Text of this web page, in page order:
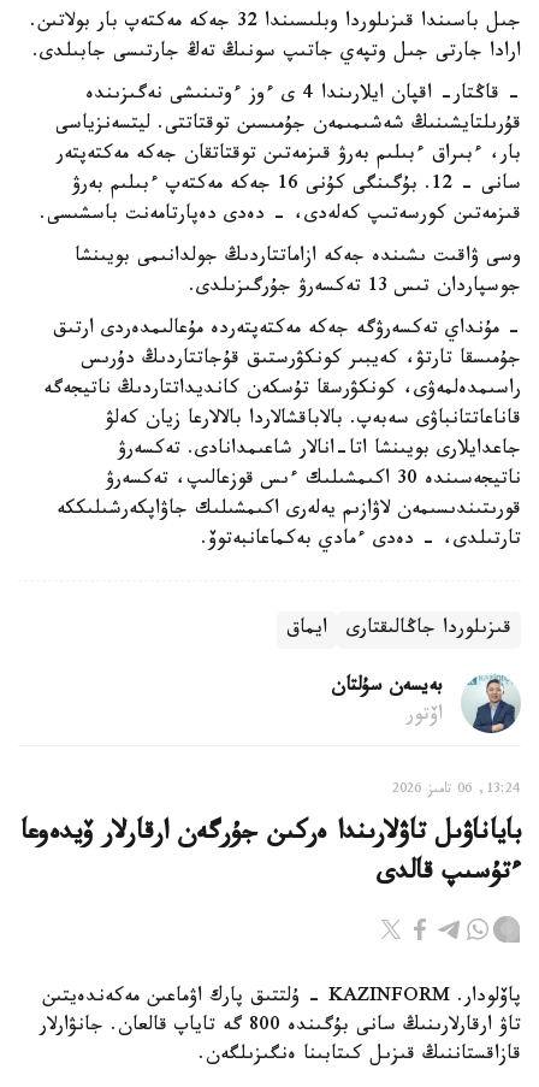
جىل باسىندا قىزىلوردا وبلىسىندا 32 جەكە مەكتەپ بار بولاتىن.
ارادا جارتى جىل وتپەي جاتىپ سونىڭ تەڭ جارتىسى جابىلدى.
- قاڭتار- اقپان ايلارىندا 4 ى ءوز ءوتىنىشى نەگىزىندە
قۇرىلتايشىنىڭ شەشىمىمەن جۇمىسىن توقتاتتى. ليتسەنزياسى
بار، ءبىراق ءبىلىم بەرۋ قىزمەتىن توقتاتقان جەكە مەكتەپتەر
سانى - 12. بۇگىنگى كۇنى 16 جەكە مەكتەپ ءبىلىم بەرۋ
قىزمەتىن كورسەتىپ كەلەدى، - دەدى دەپارتامەنت باسشىسى.
وسى ۋاقىت ىشىندە جەكە ازاماتتاردىڭ جولدانىمى بويىنشا
جوسپاردان تىس 13 تەكسەرۋ جۇرگىزىلدى.
- مۇنداي تەكسەرۋگە جەكە مەكتەپتەردە مۇعالىمدەردى ارتىق
جۇمىسقا تارتۋ، كەيبىر كونكۋرستىق قۇجاتتاردىڭ دۇرىس
راسىمدەلمەۋى، كونكۋرسقا تۇسكەن كانديداتتاردىڭ ناتيجەگە
قاناعاتتانباۋى سەبەپ. بالاباقشالاردا بالالارعا زيان كەلۋ
جاعدايلارى بويىنشا اتا-انالار شاعىمدانادى. تەكسەرۋ
ناتيجەسىندە 30 اكىمشىلىك ءىس قوزعالىپ، تەكسەرۋ
قورىتىندىسىمەن لاۋازىم يەلەرى اكىمشىلىك جاۋاپكەرشىلىككە
تارتىلدى، - دەدى ءمادي بەكماعانبەتوۆ.
قىزىلوردا جاڭالىقتارى ايماق
بەيسەن سۇلتان
اۆتور
13:24, 06 تامىز 2026
باياناۋىل تاۋلارىندا ەركىن جۇرگەن ارقارلار ۆيدەوعا
ءتۇسىپ قالدى
پاۆلودار. KAZINFORM - ۇلتتىق پارك اۋماعىن مەكەندەيتىن
تاۋ ارقارلارىنىڭ سانى بۇگىندە 800 گە تاياپ قالعان. جانۋارلار
قازاقستاننىڭ قىزىل كىتابىنا ەنگىزىلگەن.